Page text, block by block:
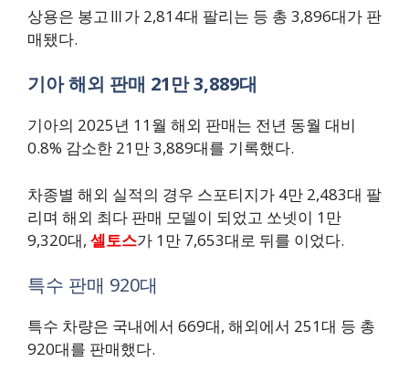
상용은 봉고Ⅲ가 2,814대 팔리는 등 총 3,896대가 판
매됐다.
기아 해외 판매 21만 3,889대
기아의 2025년 11월 해외 판매는 전년 동월 대비
0.8% 감소한 21만 3,889대를 기록했다.
차종별 해외 실적의 경우 스포티지가 4만 2,483대 팔
리며 해외 최다 판매 모델이 되었고 쏘넷이 1만
9,320대, 셀토스가 1만 7,653대로 뒤를 이었다.
특수 판매 920대
특수 차량은 국내에서 669대, 해외에서 251대 등 총
920대를 판매했다.